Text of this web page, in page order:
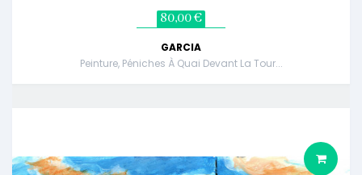
80,00 €
GARCIA
Peinture, Péniches À Quai Devant La Tour...